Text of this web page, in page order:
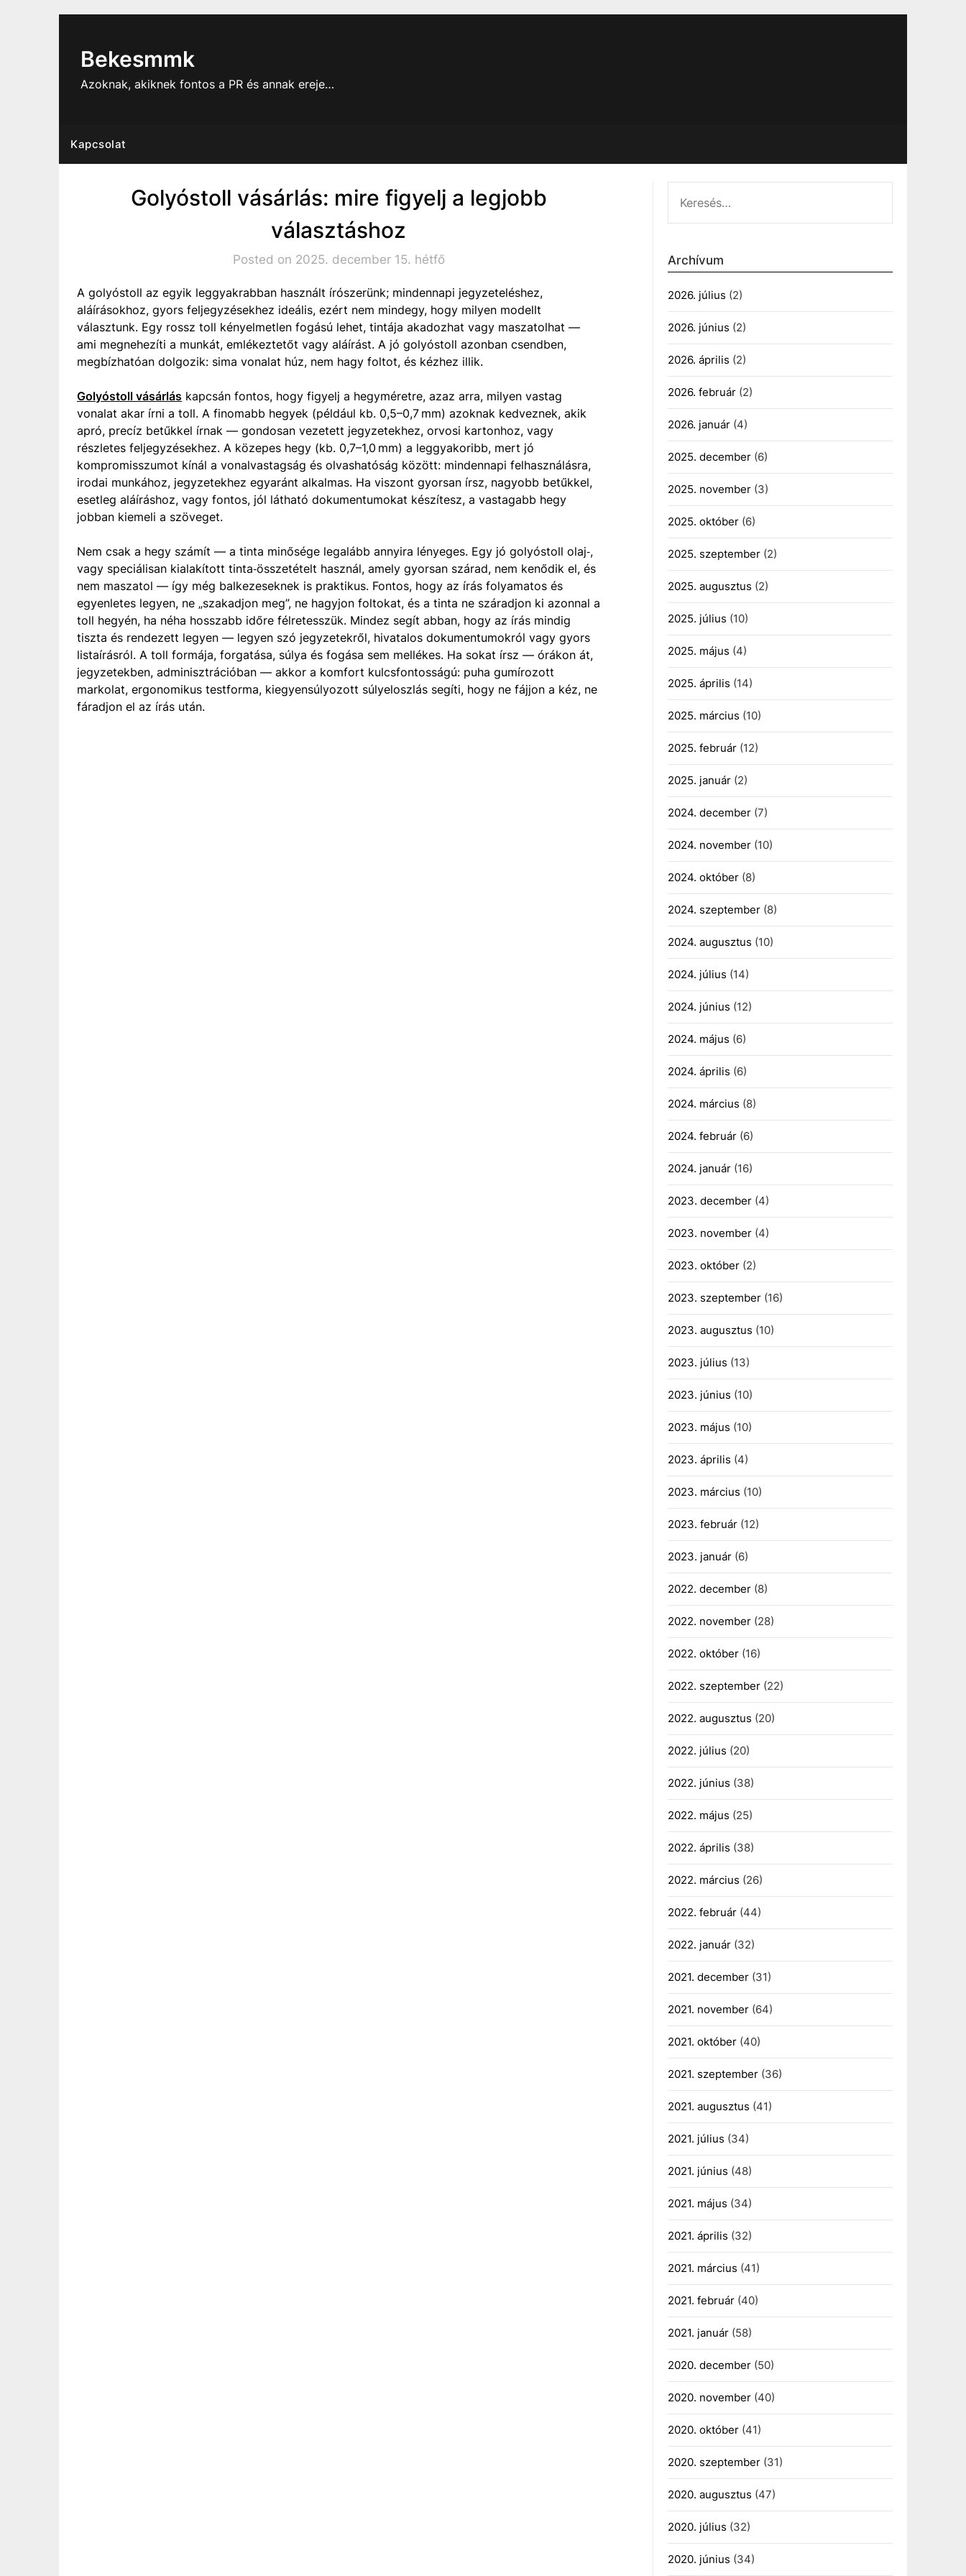
Bekesmmk
Azoknak, akiknek fontos a PR és annak ereje…
Kapcsolat
Golyóstoll vásárlás: mire figyelj a legjobb
választáshoz
Posted on 2025. december 15. hétfő
A golyóstoll az egyik leggyakrabban használt írószerünk; mindennapi jegyzeteléshez,
aláírásokhoz, gyors feljegyzésekhez ideális, ezért nem mindegy, hogy milyen modellt
választunk. Egy rossz toll kényelmetlen fogású lehet, tintája akadozhat vagy maszatolhat —
ami megnehezíti a munkát, emlékeztetőt vagy aláírást. A jó golyóstoll azonban csendben,
megbízhatóan dolgozik: sima vonalat húz, nem hagy foltot, és kézhez illik.
Golyóstoll vásárlás kapcsán fontos, hogy figyelj a hegyméretre, azaz arra, milyen vastag
vonalat akar írni a toll. A finomabb hegyek (például kb. 0,5–0,7 mm) azoknak kedveznek, akik
apró, precíz betűkkel írnak — gondosan vezetett jegyzetekhez, orvosi kartonhoz, vagy
részletes feljegyzésekhez. A közepes hegy (kb. 0,7–1,0 mm) a leggyakoribb, mert jó
kompromisszumot kínál a vonalvastagság és olvashatóság között: mindennapi felhasználásra,
irodai munkához, jegyzetekhez egyaránt alkalmas. Ha viszont gyorsan írsz, nagyobb betűkkel,
esetleg aláíráshoz, vagy fontos, jól látható dokumentumokat készítesz, a vastagabb hegy
jobban kiemeli a szöveget.
Nem csak a hegy számít — a tinta minősége legalább annyira lényeges. Egy jó golyóstoll olaj‑,
vagy speciálisan kialakított tinta‑összetételt használ, amely gyorsan szárad, nem kenődik el, és
nem maszatol — így még balkezeseknek is praktikus. Fontos, hogy az írás folyamatos és
egyenletes legyen, ne „szakadjon meg”, ne hagyjon foltokat, és a tinta ne száradjon ki azonnal a
toll hegyén, ha néha hosszabb időre félretesszük. Mindez segít abban, hogy az írás mindig
tiszta és rendezett legyen — legyen szó jegyzetekről, hivatalos dokumentumokról vagy gyors
listaírásról. A toll formája, forgatása, súlya és fogása sem mellékes. Ha sokat írsz — órákon át,
jegyzetekben, adminisztrációban — akkor a komfort kulcsfontosságú: puha gumírozott
markolat, ergonomikus testforma, kiegyensúlyozott súlyeloszlás segíti, hogy ne fájjon a kéz, ne
fáradjon el az írás után.
Archívum
2026. július (2)
2026. június (2)
2026. április (2)
2026. február(2)
2026. január(4)
2025. december(6)
2025. november(3)
2025. október(6)
2025. szeptember(2)
2025. augusztus (2)
2025. július (10)
2025. május (4)
2025. április (14)
2025. március (10)
2025. február(12)
2025. január(2)
2024. december(7)
2024. november(10)
2024. október(8)
2024. szeptember(8)
2024. augusztus (10)
2024. július (14)
2024. június (12)
2024. május (6)
2024. április (6)
2024. március (8)
2024. február(6)
2024. január(16)
2023. december(4)
2023. november(4)
2023. október(2)
2023. szeptember(16)
2023. augusztus (10)
2023. július (13)
2023. június (10)
2023. május (10)
2023. április (4)
2023. március (10)
2023. február(12)
2023. január(6)
2022. december(8)
2022. november(28)
2022. október(16)
2022. szeptember(22)
2022. augusztus (20)
2022. július (20)
2022. június (38)
2022. május (25)
2022. április (38)
2022. március (26)
2022. február(44)
2022. január(32)
2021. december(31)
2021. november(64)
2021. október(40)
2021. szeptember(36)
2021. augusztus (41)
2021. július (34)
2021. június (48)
2021. május (34)
2021. április (32)
2021. március (41)
2021. február(40)
2021. január(58)
2020. december(50)
2020. november(40)
2020. október(41)
2020. szeptember(31)
2020. augusztus (47)
2020. július (32)
2020. június (34)